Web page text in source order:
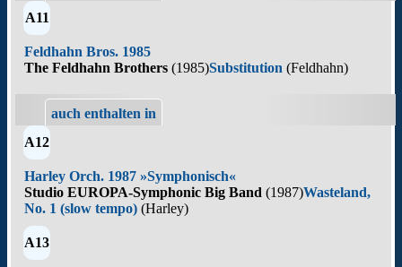
A11
Feldhahn Bros. 1985
The Feldhahn Brothers (1985)Substitution (Feldhahn)
auch enthalten in
A12
Harley Orch. 1987 »Symphonisch«
Studio EUROPA-Symphonic Big Band (1987)Wasteland,
No. 1 (slow tempo) (Harley)
A13